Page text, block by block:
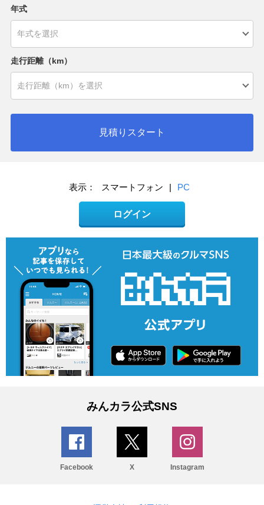
年式
走行距離（km）
見積りスタート
表示： スマートフォン | PC
ログイン
みんカラ公式SNS
Facebook X Instagram